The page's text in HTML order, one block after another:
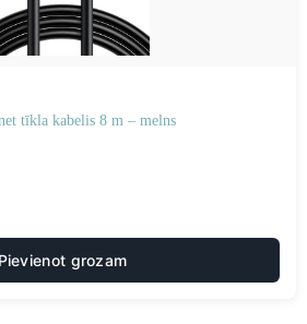
tīkla kabelis 8 m – melns
Pievienot grozam